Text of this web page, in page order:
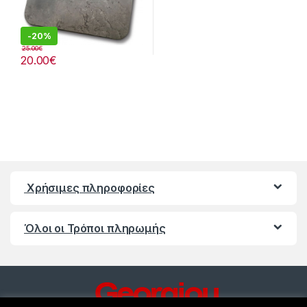
-20%
20.00€
25.00€
Χρήσιμες πληροφορίες
Όλοι οι Τρόποι πληρωμής